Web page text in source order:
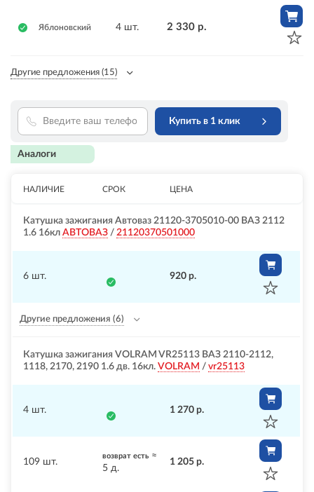
Яблоновский 4 шт. 2 330 р.
Другие предложения (15)
Купить в 1 клик
Аналоги
НАЛИЧИЕ СРОК ЦЕНА
Катушка зажигания Автоваз 21120-3705010-00 ВАЗ 2112
1.6 16кл АВТОВАЗ / 21120370501000
6 шт. 920 р.
Другие предложения (6)
Катушка зажигания VOLRAM VR25113 ВАЗ 2110-2112,
1118, 2170, 2190 1.6 дв. 16кл. VOLRAM / vr25113
4 шт. 1 270 р.
109 шт.
возврат есть ≈
5 д.
1 205 р.